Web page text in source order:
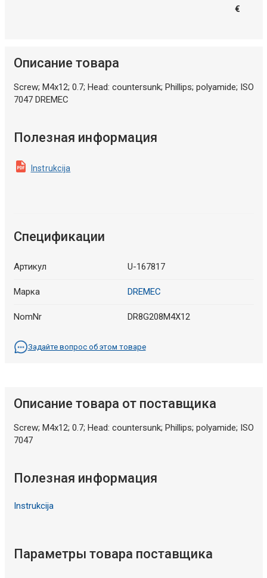
€
Описание товара
Screw; M4x12; 0.7; Head: countersunk; Phillips; polyamide; ISO
7047 DREMEC
Полезная информация
Instrukcija
Спецификации
Артикул U-167817
Марка DREMEC
NomNr DR8G208M4X12
Задайте вопрос об этом товаре
Описание товара от поставщика
Screw; M4x12; 0.7; Head: countersunk; Phillips; polyamide; ISO
7047
Полезная информация
Instrukcija
Параметры товара поставщика